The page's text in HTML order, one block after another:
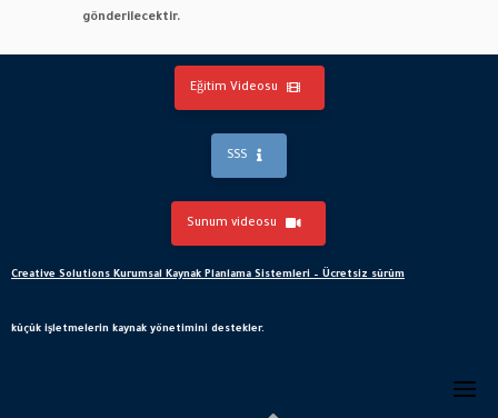
gönderilecektir.
Eğitim Videosu
SSS
Sunum videosu
Creative Solutions Kurumsal Kaynak Planlama Sistemleri – Ücretsiz sürüm
küçük işletmelerin kaynak yönetimini destekler.